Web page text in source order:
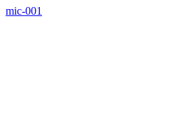
mic-001